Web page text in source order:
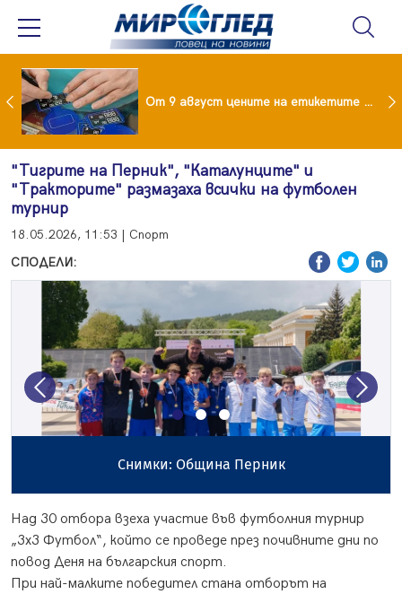
"Тигрите на Перник", "Каталунците" и
"Тракторите" размазаха всички на футболен
турнир
18.05.2026, 11:53 | Спорт
СПОДЕЛИ:
Снимки: Община Перник
Previous Next
Над 30 отбора взеха участие във футболния турнир
„3х3 Футбол“, който се проведе през почивните дни по
повод Деня на българския спорт.
При най-малките победител стана отборът на